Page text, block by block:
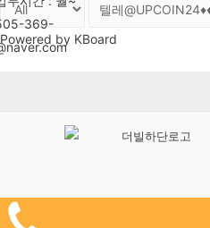
Powered by KBoard